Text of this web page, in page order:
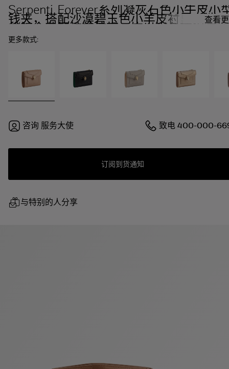
Serpenti Forever系列凝灰石色小牛皮小
钱夹，搭配沙漠碧玉色小羊皮衬里。迷人
的镀金黄铜蛇首按扣，饰以米色榛褐色珐
琅鳞片，点缀黑色珐琅双眼。
查看
更多款式:
咨询 服务大使 致电400-000-
订阅到货通知
与特别的人分享